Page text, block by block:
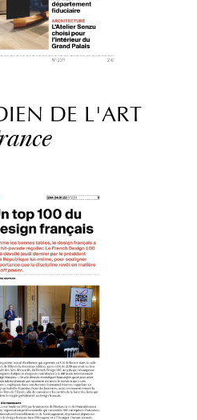
DE L'ART